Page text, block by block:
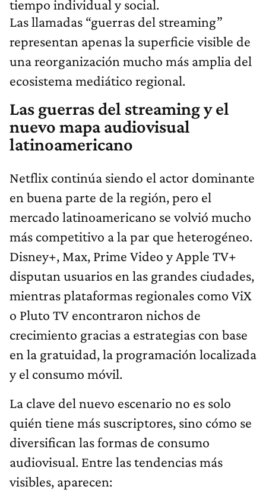
tiempo individual y social.
Las llamadas “guerras del streaming”
representan apenas la superficie visible de
una reorganización mucho más amplia del
ecosistema mediático regional.
Las guerras del streaming y el
nuevo mapa audiovisual
latinoamericano
Netflix continúa siendo el actor dominante
en buena parte de la región, pero el
mercado latinoamericano se volvió mucho
más competitivo a la par que heterogéneo.
Disney+, Max, Prime Video y Apple TV+
disputan usuarios en las grandes ciudades,
mientras plataformas regionales como ViX
o Pluto TV encontraron nichos de
crecimiento gracias a estrategias con base
en la gratuidad, la programación localizada
y el consumo móvil.
La clave del nuevo escenario no es solo
quién tiene más suscriptores, sino cómo se
diversifican las formas de consumo
audiovisual. Entre las tendencias más
visibles, aparecen: